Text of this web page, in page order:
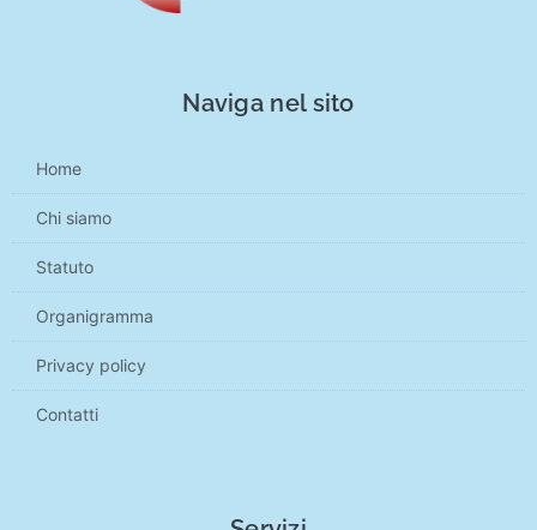
Naviga nel sito
Home
Chi siamo
Statuto
Organigramma
Privacy policy
Contatti